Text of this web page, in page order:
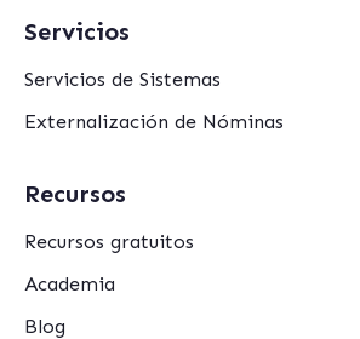
Servicios
Servicios de Sistemas
Externalización de Nóminas
Recursos
Recursos gratuitos
Academia
Blog